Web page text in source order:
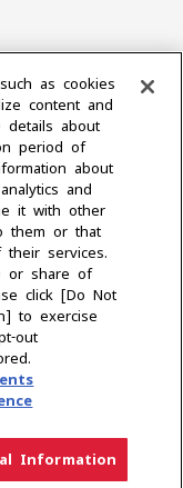
ප්‍රදේශ
CSR / පරිසරය
භාවිත නියම
සියලුම හිමිකම් ඇවිරිණි.
as cookies
content and
about
period of
about
and
it with other
them or that
services.
or share of
click [Do Not
to exercise
out
Information